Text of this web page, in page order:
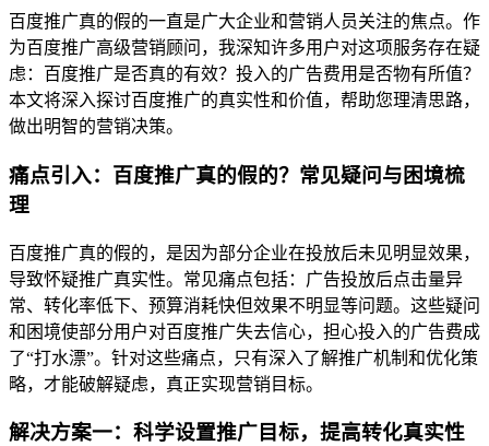
百度推广真的假的一直是广大企业和营销人员关注的焦点。作
为百度推广高级营销顾问，我深知许多用户对这项服务存在疑
虑：百度推广是否真的有效？投入的广告费用是否物有所值？
本文将深入探讨百度推广的真实性和价值，帮助您理清思路，
做出明智的营销决策。
痛点引入：百度推广真的假的？常见疑问与困境梳
理
百度推广真的假的，是因为部分企业在投放后未见明显效果，
导致怀疑推广真实性。常见痛点包括：广告投放后点击量异
常、转化率低下、预算消耗快但效果不明显等问题。这些疑问
和困境使部分用户对百度推广失去信心，担心投入的广告费成
了“打水漂”。针对这些痛点，只有深入了解推广机制和优化策
略，才能破解疑虑，真正实现营销目标。
解决方案一：科学设置推广目标，提高转化真实性